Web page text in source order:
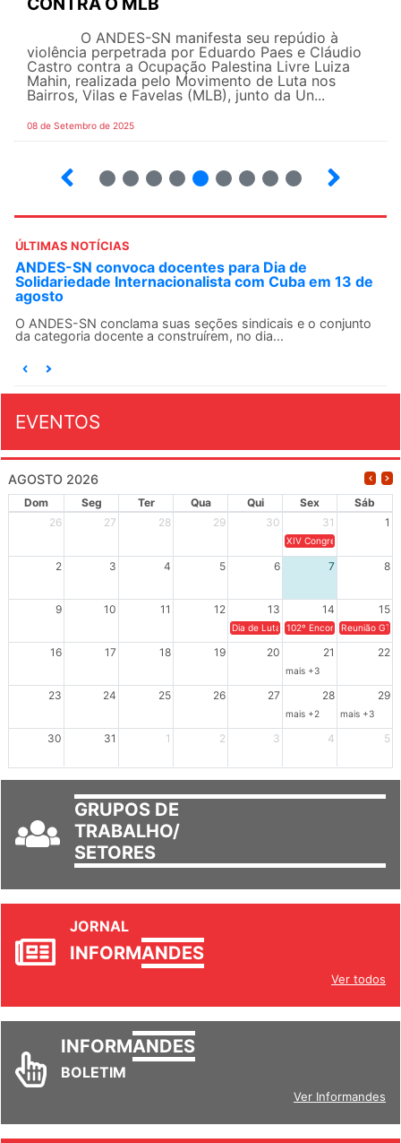
O ANDES-SN manifesta seu repúdio à
violência perpetrada por Eduardo Paes e Cláudio
Castro contra a Ocupação Palestina Livre Luiza
Mahin, realizada pelo Movimento de Luta nos
Bairros, Vilas e Favelas (MLB), junto da Un...
08 de Setembro de 2025
ÚLTIMAS NOTÍCIAS
ANDES-SN convoca docentes para Dia de
Solidariedade Internacionalista com Cuba em 13 de
agosto
O ANDES-SN conclama suas seções sindicais e o conjunto
da categoria docente a construírem, no dia...
EVENTOS
AGOSTO 2026
Dom Seg Ter Qua Qui Sex
Sáb
26
27 28 29 30 31 1
XIV Congresso Brasileiro
2 3 4 5 6 7 8
9 10 11 12 13 14 15
Dia de Luta em Defesa de Cuba e da
102º Encontro da
Reunião
16 17 18 19 20 21 22
mais +3
23 24 25 26 27 28 29
mais +2 mais +3
30 31 1 2 3 4 5
GRUPOS DE
TRABALHO/
SETORES
JORNAL
INFORMANDES
Ver todos
INFORMANDES
BOLETIM
Ver Informandes